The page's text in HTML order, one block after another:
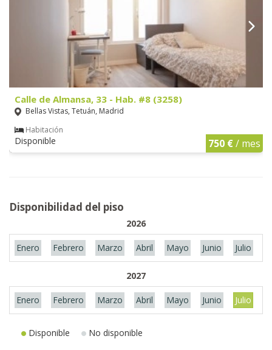
Calle de Almansa, 33 - Hab. #8 (3258)
Bellas Vistas, Tetuán, Madrid
Habitación
Disponible 750 €/ mes
Disponibilidad del piso
2026
Enero Febrero Marzo Abril Mayo Junio Julio
2027
Enero Febrero Marzo Abril Mayo Junio Julio
Disponible No disponible